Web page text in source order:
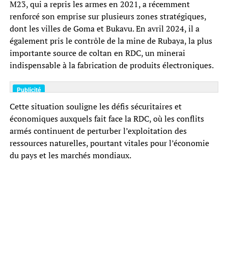
M23, qui a repris les armes en 2021, a récemment
renforcé son emprise sur plusieurs zones stratégiques,
dont les villes de Goma et Bukavu. En avril 2024, il a
également pris le contrôle de la mine de Rubaya, la plus
importante source de coltan en RDC, un minerai
indispensable à la fabrication de produits électroniques.
Cette situation souligne les défis sécuritaires et
économiques auxquels fait face la RDC, où les conflits
armés continuent de perturber l’exploitation des
ressources naturelles, pourtant vitales pour l’économie
du pays et les marchés mondiaux.